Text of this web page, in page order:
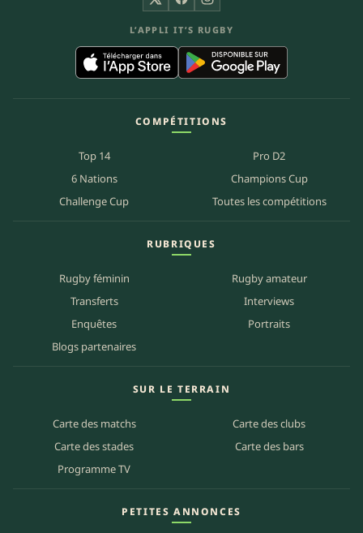
X FacebookInstagram
L’APPLI IT’S RUGBY
COMPÉTITIONS
Top 14
Pro D2
6 Nations
Champions Cup
Challenge Cup
Toutes les compétitions
RUBRIQUES
Rugby féminin
Rugby amateur
Transferts
Interviews
Enquêtes
Portraits
Blogs partenaires
SUR LE TERRAIN
Carte des matchs
Carte des clubs
Carte des stades
Carte des bars
Programme TV
PETITES ANNONCES